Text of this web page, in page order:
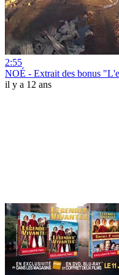
2:55
NOÉ - Extrait des bonus
il y a 12 ans